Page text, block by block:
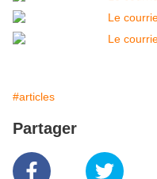
#articles
Partager